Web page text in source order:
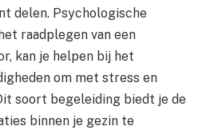
delen. Psychologische
raadplegen van een
kan je helpen bij het
om met stress en
soort begeleiding biedt je de
binnen je gezin te